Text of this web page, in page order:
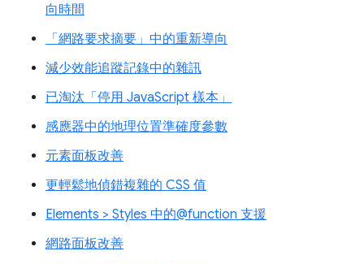
向時間
「網路要求摘要」中的重新導向
減少效能追蹤記錄中的雜訊
已淘汰「停用 JavaScript 樣本」
感應器中的地理位置準確度參數
元素面板改善
更輕鬆地偵錯複雜的 CSS 值
Elements > Styles 中的@function 支援
網路面板改善